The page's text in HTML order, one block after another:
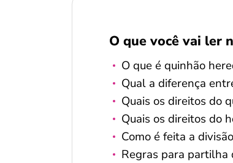
O que você vai ler
O que é quinhão
Qual a diferença
Quais os direitos do
Quais os direitos do
Como é feita a
Regras para partilha